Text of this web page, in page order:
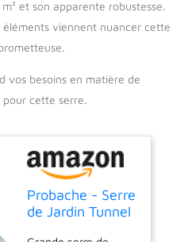
m² et son apparente robustesse.
viennent nuancer cette
vos besoins en matière de
cette serre.
Probache - Serre
de Jardin Tunnel